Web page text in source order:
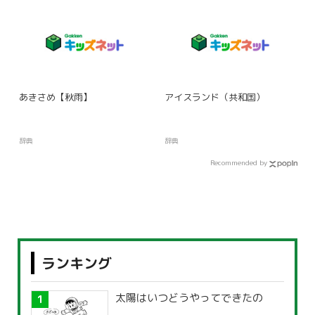
あきさめ【秋雨】
辞典
アイスランド（共和国）
辞典
Recommended by
ランキング
太陽はいつどうやってできたの